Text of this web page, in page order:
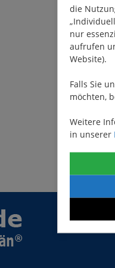
die
nur
aufrufen
Website).
Falls Sie
möchten,
Weitere
in unserer